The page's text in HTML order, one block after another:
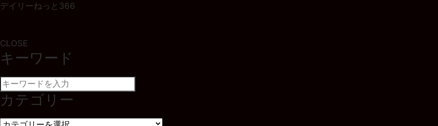
デイリーねっと366
CLOSE
キーワード
カテゴリー